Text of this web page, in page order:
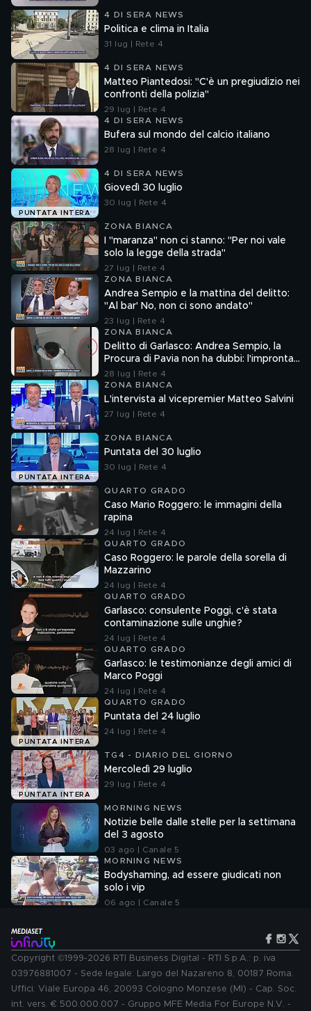
4 DI SERA NEWS
Politica e clima in Italia
31 lug | Rete 4
4 DI SERA NEWS
Matteo Piantedosi: "C'è un pregiudizio nei
confronti della polizia"
29 lug | Rete 4
4 DI SERA NEWS
Bufera sul mondo del calcio italiano
28 lug | Rete 4
PUNTATA INTERA
4 DI SERA NEWS
Giovedì 30 luglio
30 lug | Rete 4
ZONA BIANCA
I "maranza" non ci stanno: "Per noi vale
solo la legge della strada"
27 lug | Rete 4
ZONA BIANCA
Andrea Sempio e la mattina del delitto:
"Al bar' No, non ci sono andato"
23 lug | Rete 4
ZONA BIANCA
Delitto di Garlasco: Andrea Sempio, la
Procura di Pavia non ha dubbi: l'impronta
33 è la pistola fumante
28 lug | Rete 4
ZONA BIANCA
L'intervista al vicepremier Matteo Salvini
27 lug | Rete 4
PUNTATA INTERA
ZONA BIANCA
Puntata del 30 luglio
30 lug | Rete 4
QUARTO GRADO
Caso Mario Roggero: le immagini della
rapina
24 lug | Rete 4
QUARTO GRADO
Caso Roggero: le parole della sorella di
Mazzarino
24 lug | Rete 4
QUARTO GRADO
Garlasco: consulente Poggi, c'è stata
contaminazione sulle unghie?
24 lug | Rete 4
QUARTO GRADO
Garlasco: le testimonianze degli amici di
Marco Poggi
24 lug | Rete 4
PUNTATA INTERA
QUARTO GRADO
Puntata del 24 luglio
24 lug | Rete 4
PUNTATA INTERA
TG4 - DIARIO DEL GIORNO
Mercoledì 29 luglio
29 lug | Rete 4
MORNING NEWS
Notizie belle dalle stelle per la settimana
del 3 agosto
03 ago | Canale 5
MORNING NEWS
Bodyshaming, ad essere giudicati non
solo i vip
06 ago | Canale 5
Copyright ©1999-2026 RTI Business Digital - RTI S.p.A.: p. iva
03976881007 - Sede legale: Largo del Nazareno 8, 00187 Roma.
Uffici: Viale Europa 46, 20093 Cologno Monzese (MI) - Cap. Soc.
int. vers. € 500.000.007 - Gruppo MFE Media For Europe N.V. -